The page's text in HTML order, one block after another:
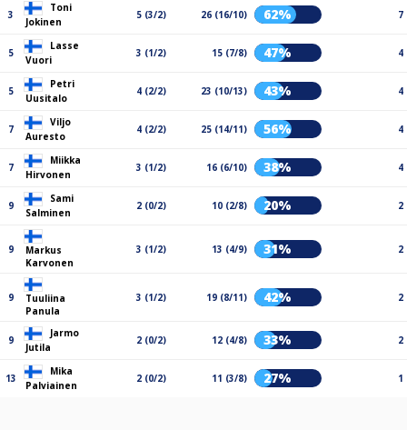
3
Toni
Jokinen
5 (3/2) 26 (16/10) 62% 7
5
Lasse
Vuori
3 (1/2) 15 (7/8) 47% 4
5
Petri
Uusitalo
4 (2/2) 23 (10/13) 43% 4
7
Viljo
Auresto
4 (2/2) 25 (14/11) 56% 4
7
Miikka
Hirvonen
3 (1/2) 16 (6/10) 38% 4
9
Sami
Salminen
2 (0/2) 10 (2/8) 20% 2
9
Markus
Karvonen
3 (1/2) 13 (4/9) 31% 2
9
Tuuliina
Panula
3 (1/2) 19 (8/11) 42% 2
9
Jarmo
Jutila
2 (0/2) 12 (4/8) 33% 2
13
Mika
Palviainen
2 (0/2) 11 (3/8) 27% 1